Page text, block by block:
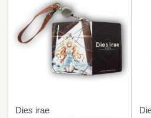
Dies irae